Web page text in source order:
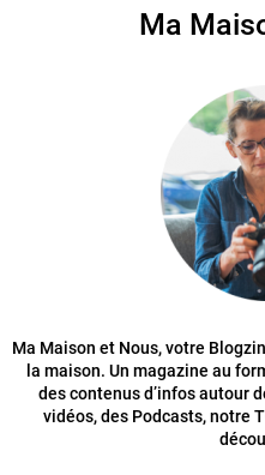
Ma
Ma Maison et Nous, votre
la maison. Un magazine au
des contenus d’infos autour
vidéos, des Podcasts, notre